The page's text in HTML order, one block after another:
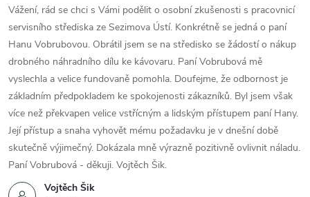
Vojtěch Šik
Vážení, rád se chci s Vámi podělit o osobní zkušenosti s pracovnicí
servisního střediska ze Sezimova Ústí. Konkrétně se jedná o paní
Hanu Vobrubovou. Obrátil jsem se na středisko se žádostí o nákup
drobného náhradního dílu ke kávovaru. Paní Vobrubová mě
vyslechla a velice fundovaně pomohla. Doufejme, že odbornost je
základním předpokladem ke spokojenosti zákazníků. Byl jsem však
více než překvapen velice vstřícným a lidským přístupem paní Hany.
Její přístup a snaha vyhovět mému požadavku je v dnešní době
skutečně výjimečný. Dokázala mně výrazně pozitivně ovlivnit náladu.
Paní Vobrubová - děkuji. Vojtěch Šik.